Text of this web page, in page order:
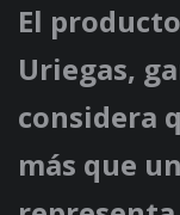
El
Uriegas,
considera
más que